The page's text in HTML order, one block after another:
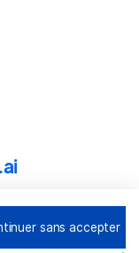
sans accepter